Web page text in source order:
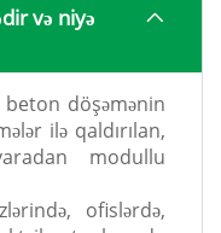
və niyə
beton döşəmənin
ilə qaldırılan,
modullu
ofislərdə,